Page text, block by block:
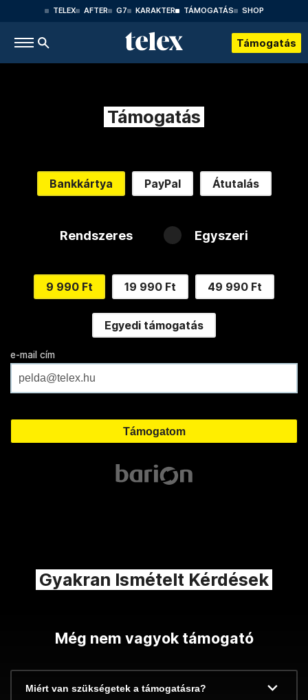
TELEX AFTER G7 KARAKTER TÁMOGATÁS SHOP
Támogatás
Támogatás
Bankkártya PayPal Átutalás
Rendszeres Egyszeri
9 990 Ft 19 990 Ft 49 990 Ft
Egyedi támogatás
e-mail cím
Gyakran Ismételt Kérdések
Még nem vagyok támogató
Miért van szükségetek a támogatásra?